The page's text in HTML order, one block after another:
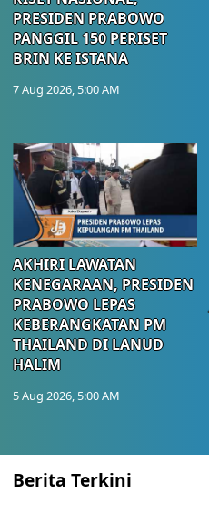
PRESIDEN PRABOWO
PANGGIL 150 PERISET
BRIN KE ISTANA
7 Aug 2026, 5:00 AM
AKHIRI LAWATAN
KENEGARAAN, PRESIDEN
PRABOWO LEPAS
KEBERANGKATAN PM
THAILAND DI LANUD
HALIM
5 Aug 2026, 5:00 AM
Berita Terkini